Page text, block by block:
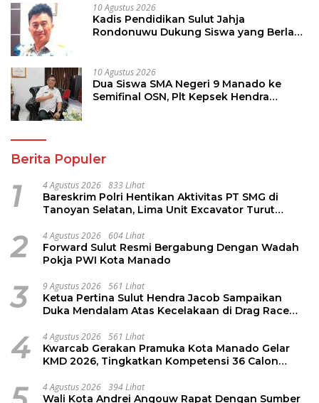
10 Agustus 2026
Kadis Pendidikan Sulut Jahja
Rondonuwu Dukung Siswa yang Berlaga
10 Agustus 2026
Dua Siswa SMA Negeri 9 Manado ke
Semifinal OSN, Plt Kepsek Hendra
Berita Populer
1 4 Agustus 2026 833 Lihat
Bareskrim Polri Hentikan Aktivitas PT SMG di
Tanoyan Selatan, Lima Unit Excavator Turut
2 4 Agustus 2026 604 Lihat
Forward Sulut Resmi Bergabung Dengan Wadah
Pokja PWI Kota Manado
3 9 Agustus 2026 561 Lihat
Ketua Pertina Sulut Hendra Jacob Sampaikan
Duka Mendalam Atas Kecelakaan di Drag Race
4 4 Agustus 2026 561 Lihat
Kwarcab Gerakan Pramuka Kota Manado Gelar
KMD 2026, Tingkatkan Kompetensi 36 Calon
4 Agustus 2026 394 Lihat
Wali Kota Andrei Angouw Rapat Dengan Sumber